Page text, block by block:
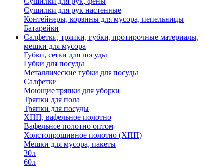
Сушилки для рук настенные
Контейнеры, корзины для мусора, пепельницы
Батарейки
Салфетки, тряпки, губки, протирочные материалы,
мешки для мусора
Губки, сетки для посуды
Губки для посуды
Металлические губки для посуды
Салфетки
Моющие тряпки для уборки
Тряпки для пола
Тряпки для посуды
ХПП, вафельное полотно
Вафельное полотно оптом
Холстопрошивное полотно (ХПП)
Мешки для мусора, пакеты
30л
60л